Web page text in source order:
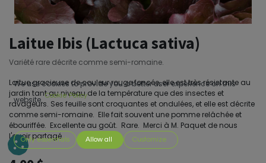
Laitue Ibis (Lactuca sativa)
Variété rare décrite comme semi-romaine.
Laitue gracieuse de couleur rouge foncée, elle est très résistante au
jardin tant au niveau de la température que des insectes et
ravageurs. Ses feuille sont croquantes et ondulées, et elle est décrite
comme semi-romaine. Elle fait souvent une pomme relâchée et
ébouriffée. Excellente au goût. Rare. Merci à M. Paquet de nous
l'avoir partagé.
We use cookies to provide you a better user experience on this
website. Cookie Policy
Only essentials Allow all Customize